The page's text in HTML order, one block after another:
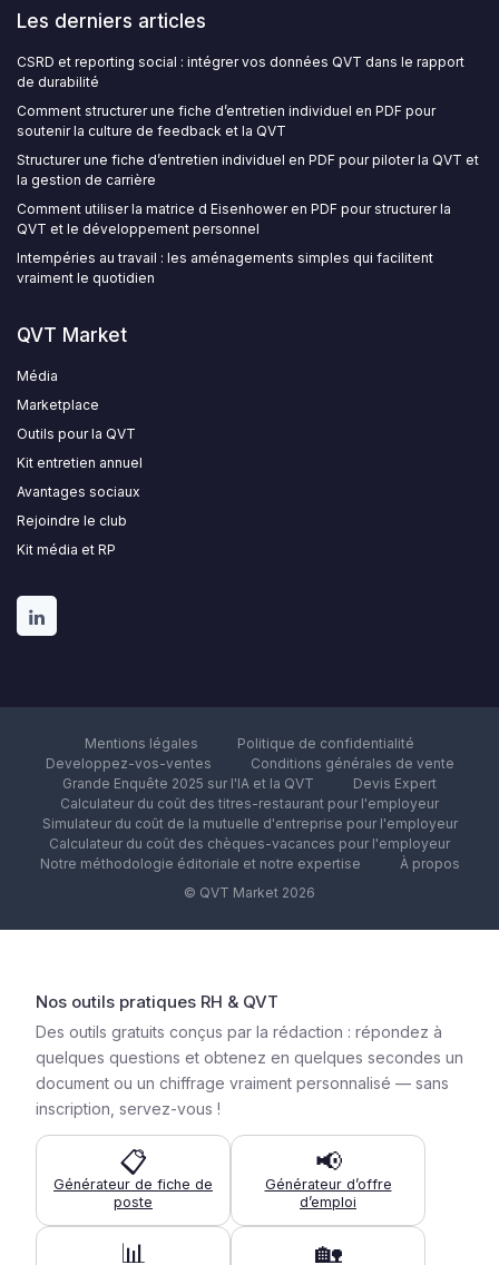
Les derniers articles
CSRD et reporting social : intégrer vos données QVT dans le rapport
de durabilité
Comment structurer une fiche d’entretien individuel en PDF pour
soutenir la culture de feedback et la QVT
Structurer une fiche d’entretien individuel en PDF pour piloter la QVT et
la gestion de carrière
Comment utiliser la matrice d Eisenhower en PDF pour structurer la
QVT et le développement personnel
Intempéries au travail : les aménagements simples qui facilitent
vraiment le quotidien
QVT Market
Média
Marketplace
Outils pour la QVT
Kit entretien annuel
Avantages sociaux
Rejoindre le club
Kit média et RP
Mentions légales
Politique de confidentialité
Developpez-vos-ventes
Conditions générales de vente
Grande Enquête 2025 sur l'IA et la QVT
Devis Expert
Calculateur du coût des titres-restaurant pour l'employeur
Simulateur du coût de la mutuelle d'entreprise pour l'employeur
Calculateur du coût des chèques-vacances pour l'employeur
Notre méthodologie éditoriale et notre expertise
À propos
© QVT Market 2026
Nos outils pratiques RH & QVT
Des outils gratuits conçus par la rédaction : répondez à
quelques questions et obtenez en quelques secondes un
document ou un chiffrage vraiment personnalisé — sans
inscription, servez-vous !
📋
Générateur de fiche de
poste
📢
Générateur d’offre
d’emploi
📊 🏡